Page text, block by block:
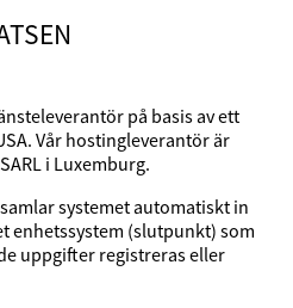
på basis av ett
Vår hostingleverantör är
i Luxemburg.
systemet automatiskt in
enhetssystem (slutpunkt) som
uppgifter registreras eller